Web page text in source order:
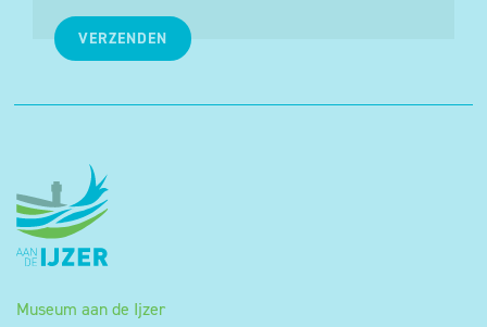
VERZENDEN
Museum aan de Ijzer